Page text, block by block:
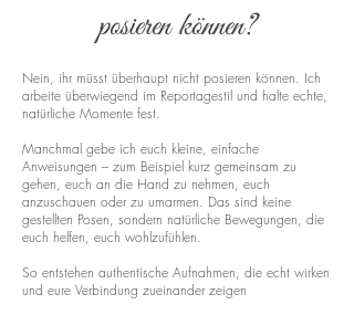
posieren können?
Nein, ihr müsst überhaupt nicht posieren können. Ich
arbeite überwiegend im Reportagestil und halte echte,
natürliche Momente fest.
Manchmal gebe ich euch kleine, einfache
Anweisungen – zum Beispiel kurz gemeinsam zu
gehen, euch an die Hand zu nehmen, euch
anzuschauen oder zu umarmen. Das sind keine
gestellten Posen, sondern natürliche Bewegungen, die
euch helfen, euch wohlzufühlen.
So entstehen authentische Aufnahmen, die echt wirken
und eure Verbindung zueinander zeigen